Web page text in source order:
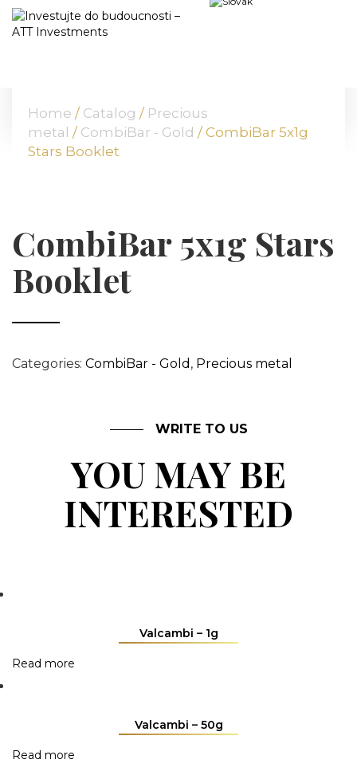
OUR OFFER
COMMODITIES
BLOG
PARTNERS
Home / Catalog / Precious
metal / CombiBar - Gold / CombiBar 5x1g
Stars Booklet
CombiBar 5x1g Stars
Booklet
Categories: CombiBar - Gold , Precious metal
WRITE TO US
YOU MAY BE
INTERESTED
Valcambi – 1g
Read more
Valcambi – 50g
Read more